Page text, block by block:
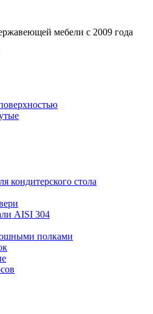
мебели с 2009 года
кондитерского стола
AISI 304
полками